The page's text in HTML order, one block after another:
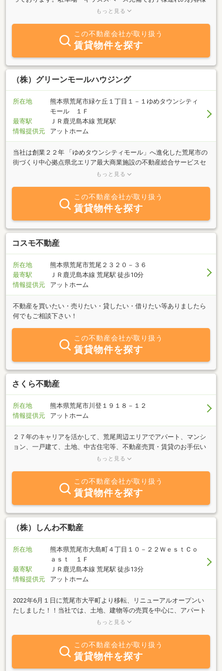
も大歓迎。親切・丁寧な対応を心がけています。ご来店心よりお待
もっと見る
この不動産会社が取り扱う
賃貸物件を探す
（株）グリーンモールハウジング
所在地
熊本県荒尾市緑ケ丘１丁目１－１ゆめタウンシティ
モール １Ｆ
最寄駅
ＪＲ鹿児島本線 荒尾駅
情報提供元
アットホーム
当社は創業２２年 「ゆめタウンシティモール」へ進化した荒尾市の
街づくり中心拠点県北エリア最大商業施設の不動産総合サービスセ
ンターです。人気エリアの緑ケ丘リニューアルタウンを中心に荒尾
宅再生リノベーション・相続対策・販売代理・企画・管理・任意売
却・コンサルタント業務、住宅ローンアドバイザー・不動産後見ア
ドバイザー業務・損害保険まで幅広く扱ってます。「最新の情報を
最良のカタチでスピーディに提供する。」をモットーに自社HPやア
ットホームを始め・不動産ジャパン等各ネットシステム、有明住サ
ポート協議会、荒尾市空き家バンク事業協力会社に加盟し全国のユ
物件情報掲載、自社ブログ、荒尾市内ポスティング、新聞折込チラ
シを始め集客力を誇るゆめタウンシティモール館内に物件掲示し来
館者にもPR。これらのメディア・媒体を駆使して不動産取引きをよ
もっと見る
この不動産会社が取り扱う
賃貸物件を探す
コスモ不動産
所在地
熊本県荒尾市荒尾２３２０－３６
最寄駅
ＪＲ鹿児島本線 荒尾駅 徒歩10分
情報提供元
アットホーム
不動産を買いたい・売りたい・貸したい・借りたい等ありましたら
何でもご相談下さい！
この不動産会社が取り扱う
賃貸物件を探す
さくら不動産
所在地
熊本県荒尾市川登１９１８－１２
情報提供元
アットホーム
２７年のキャリアを活かして、荒尾周辺エリアでアパート、マンシ
ョン、一戸建て、土地、中古住宅等、不動産売買・賃貸のお手伝い
をいたします。また、「借りたい」「買いたい」だけでなく「売り
す。口頭ではなく査定書もご準備いたしますので、お気軽にご相談
ください。お急ぎのお客様は買取もいたしておりますので、お気軽
にお問い合わせください。
もっと見る
この不動産会社が取り扱う
賃貸物件を探す
（株）しんわ不動産
所在地
熊本県荒尾市大島町４丁目１０－２２ＷｅｓｔＣｏ
ａｓｔ １Ｆ
最寄駅
ＪＲ鹿児島本線 荒尾駅 徒歩13分
情報提供元
アットホーム
2022年6月１日に荒尾市大平町より移転、リニューアルオープンい
たしました！！当社では、土地、建物等の売買を中心に、アパート
やマンション等のお部屋探しのお手伝いをしており、売主様・買主
ます。荒尾に生まれ育ち、荒尾を愛するスタッフが、熱意をもって
楽しく対応させていただきます。なんでもお気軽にお尋ねくださ
い！ご来店、ご見学等のご予約、お待ちしております＾＾
もっと見る
この不動産会社が取り扱う
賃貸物件を探す